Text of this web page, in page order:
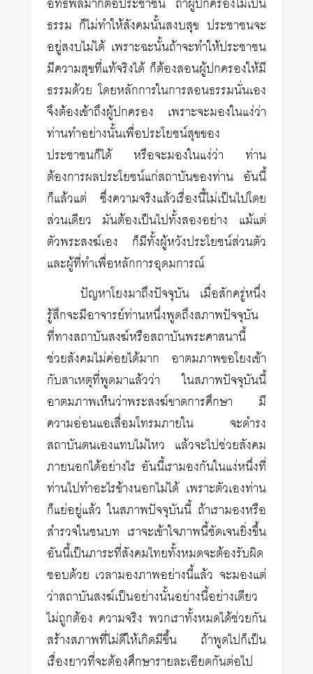
ธรรม ก็ไม่ทำให้สังคมนั้นสงบสุข ประชาชนจะ
อยู่สงบไม่ได้ เพราะฉะนั้นถ้าจะทำให้ประชาชน
มีความสุขที่แท้จริงได้ ก็ต้องสอนผู้ปกครองให้มี
ธรรมด้วย โดยหลักการในการสอนธรรมนั่นเอง
จึงต้องเข้าถึงผู้ปกครอง เพราะจะมองในแง่ว่า
ท่านทำอย่างนั้นเพื่อประโยชน์สุขของ
ประชาชนก็ได้ หรือจะมองในแง่ว่า ท่าน
ต้องการผลประโยชน์แก่สถาบันของท่าน อันนี้
ก็แล้วแต่ ซึ่งความจริงแล้วเรื่องนี้ไม่เป็นไปโดย
ส่วนเดียว มันต้องเป็นไปทั้งสองอย่าง แม้แต่
ตัวพระสงฆ์เอง ก็มีทั้งผู้หวังประโยชน์ส่วนตัว
และผู้ที่ทำเพื่อหลักการอุดมการณ์
ปัญหาโยงมาถึงปัจจุบัน เมื่อสักครู่หนึ่ง
รู้สึกจะมีอาจารย์ท่านหนึ่งพูดถึงสภาพปัจจุบัน
ที่ทางสถาบันสงฆ์หรือสถาบันพระศาสนานี้
ช่วยสังคมไม่ค่อยได้มาก อาตมภาพขอโยงเข้า
กับสาเหตุที่พูดมาแล้วว่า ในสภาพปัจจุบันนี้
อาตมภาพเห็นว่าพระสงฆ์ขาดการศึกษา มี
ความอ่อนแอเสื่อมโทรมภายใน จะดำรง
สถาบันตนเองแทบไม่ไหว แล้วจะไปช่วยสังคม
ภายนอกได้อย่างไร อันนี้เรามองกันในแง่หนึ่งที่
ท่านไปทำอะไรข้างนอกไม่ได้ เพราะตัวเองท่าน
ก็แย่อยู่แล้ว ในสภาพปัจจุบันนี้ ถ้าเรามองหรือ
สำรวจในชนบท เราจะเข้าใจภาพนี้ชัดเจนยิ่งขึ้น
อันนี้เป็นภาระที่สังคมไทยทั้งหมดจะต้องรับผิด
ชอบด้วย เวลามองภาพอย่างนี้แล้ว จะมองแต่
ว่าสถาบันสงฆ์เป็นอย่างนั้นอย่างนี้อย่างเดียว
ไม่ถูกต้อง ความจริง พวกเราทั้งหมดได้ช่วยกัน
สร้างสภาพที่ไม่ดีให้เกิดมีขึ้น ถ้าพูดไปก็เป็น
เรื่องยาวที่จะต้องศึกษารายละเอียดกันต่อไป